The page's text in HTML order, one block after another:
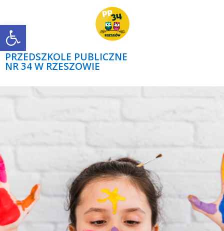
Open toolbar
PRZEDSZKOLE PUBLICZNE
NR 34 W RZESZOWIE